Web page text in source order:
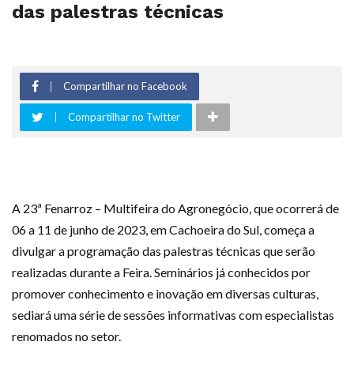
das palestras técnicas
Compartilhar no Facebook
Compartilhar no Twitter
A 23ª Fenarroz – Multifeira do Agronegócio, que ocorrerá de
06 a 11 de junho de 2023, em Cachoeira do Sul, começa a
divulgar a programação das palestras técnicas que serão
realizadas durante a Feira. Seminários já conhecidos por
promover conhecimento e inovação em diversas culturas,
sediará uma série de sessões informativas com especialistas
renomados no setor.